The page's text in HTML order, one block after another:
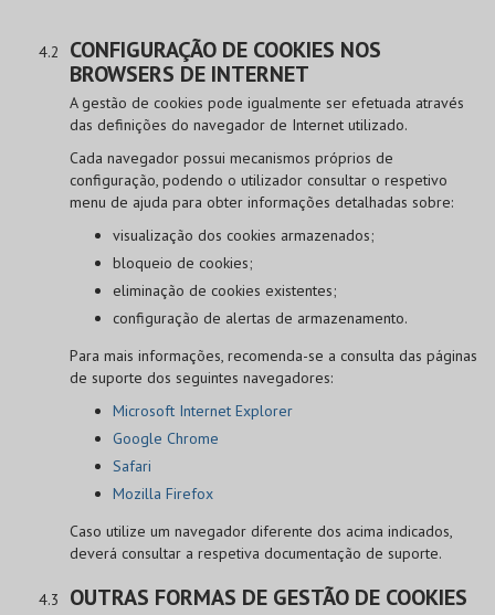
CONFIGURAÇÃO DE COOKIES NOS
BROWSERS DE INTERNET
A gestão de cookies pode igualmente ser efetuada através
das definições do navegador de Internet utilizado.
Cada navegador possui mecanismos próprios de
configuração, podendo o utilizador consultar o respetivo
menu de ajuda para obter informações detalhadas sobre:
visualização dos cookies armazenados;
bloqueio de cookies;
eliminação de cookies existentes;
configuração de alertas de armazenamento.
Para mais informações, recomenda-se a consulta das páginas
de suporte dos seguintes navegadores:
Microsoft Internet Explorer
Google Chrome
Safari
Mozilla Firefox
Caso utilize um navegador diferente dos acima indicados,
deverá consultar a respetiva documentação de suporte.
OUTRAS FORMAS DE GESTÃO DE COOKIES